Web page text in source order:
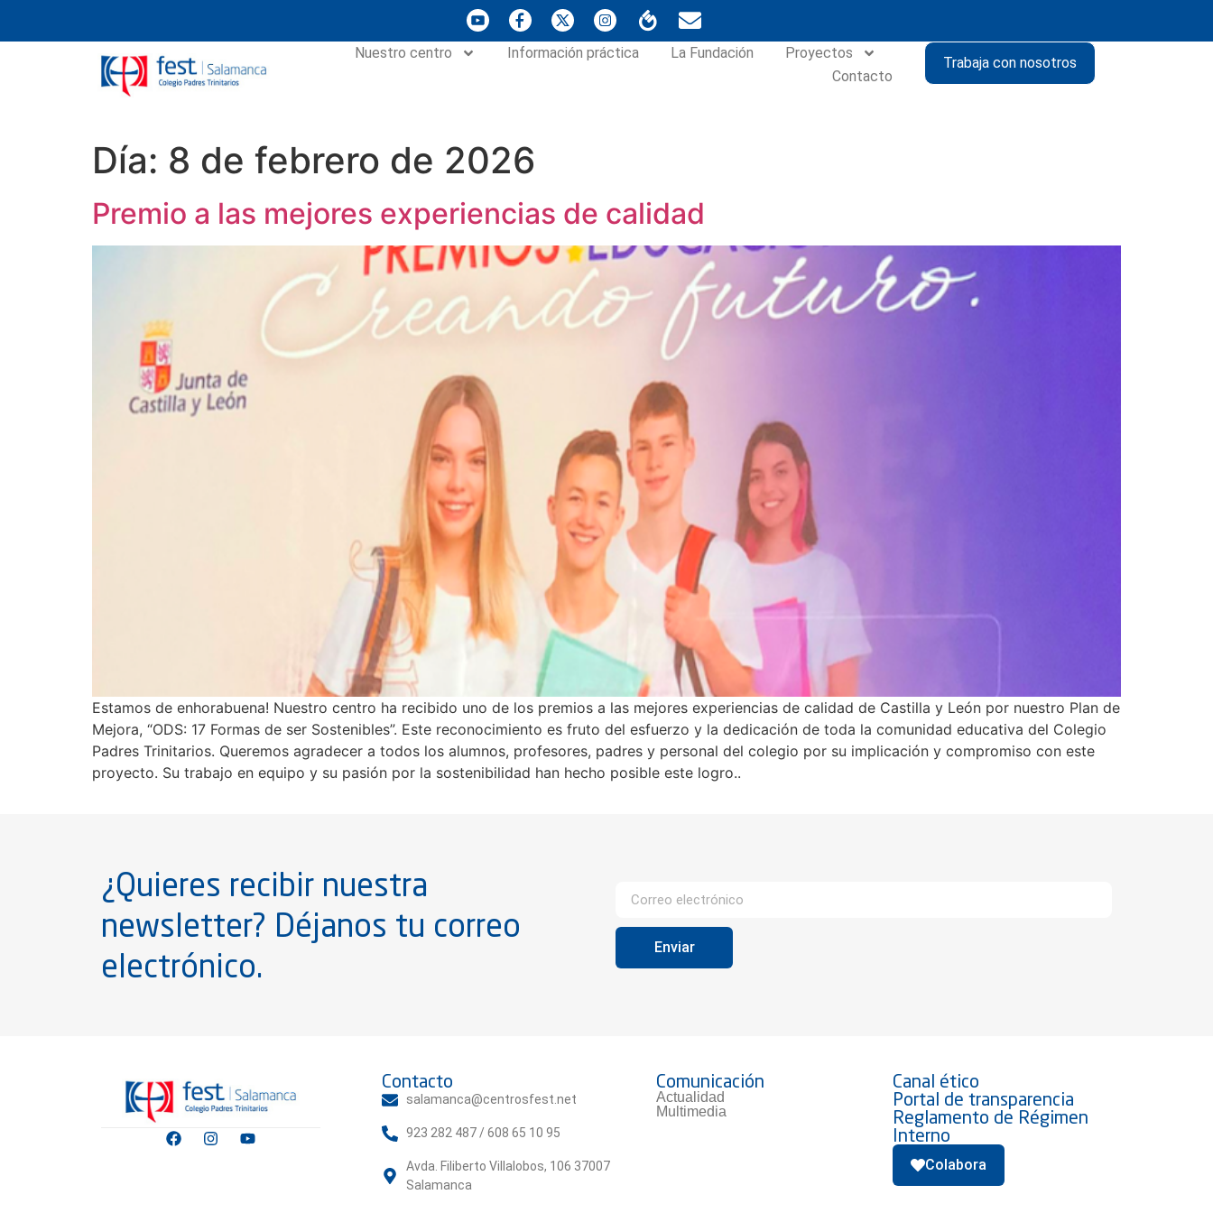
Nuestro centro Información práctica La Fundación
Proyectos
Contacto
Trabaja con nosotros
Día: 8 de febrero de 2026
Premio a las mejores experiencias de calidad
Estamos de enhorabuena! Nuestro centro ha recibido uno de los premios a las mejores experiencias de calidad de Castilla y León por nuestro Plan de
Mejora, “ODS: 17 Formas de ser Sostenibles”. Este reconocimiento es fruto del esfuerzo y la dedicación de toda la comunidad educativa del Colegio
Padres Trinitarios. Queremos agradecer a todos los alumnos, profesores, padres y personal del colegio por su implicación y compromiso con este
proyecto. Su trabajo en equipo y su pasión por la sostenibilidad han hecho posible este logro..
¿Quieres recibir nuestra
newsletter? Déjanos tu correo
electrónico.
Enviar
Contacto
salamanca@centrosfest.net
923 282 487 / 608 65 10 95
Avda. Filiberto Villalobos, 106 37007
Salamanca
Comunicación
Actualidad
Multimedia
Canal ético
Portal de transparencia
Reglamento de Régimen
Interno
Colabora